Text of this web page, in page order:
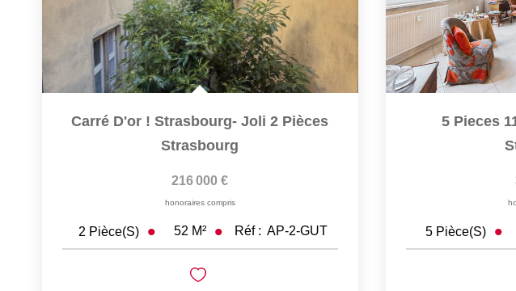
Carré D'or ! Strasbourg- Joli 2 Pièces
Strasbourg
216 000 €
honoraires compris
2 Pièce(s) 52 M² Réf : AP-2-GUT
5 Pieces
5 Pièce(s)